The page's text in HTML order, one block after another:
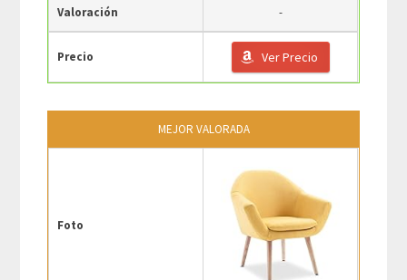
Valoración -
Precio Ver Precio
MEJOR VALORADA
Foto